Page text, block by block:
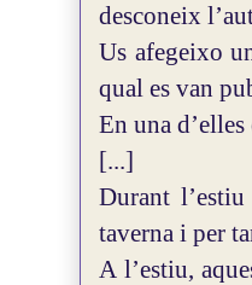
desconeix
Us afegeixo
qual es van
En una
[...]
Durant
taverna i per
A l’estiu,